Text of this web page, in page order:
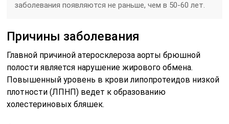
заболевания появляются не раньше, чем в 50-60 лет.
Причины заболевания
Главной причиной атеросклероза аорты брюшной
полости является нарушение жирового обмена.
Повышенный уровень в крови липопротеидов низкой
плотности (ЛПНП) ведет к образованию
холестериновых бляшек.